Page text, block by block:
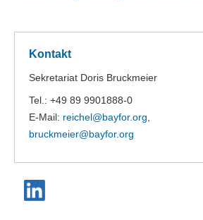
Kontakt
Sekretariat Doris Bruckmeier
Tel.: +49 89 9901888-0
E-Mail: reichel@bayfor.org
bruckmeier@bayfor.org